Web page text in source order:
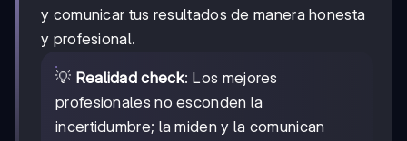
y comunicar tus resultados de manera honesta
y profesional.
💡 Realidad check: Los mejores
profesionales no esconden la
incertidumbre; la miden y la comunican